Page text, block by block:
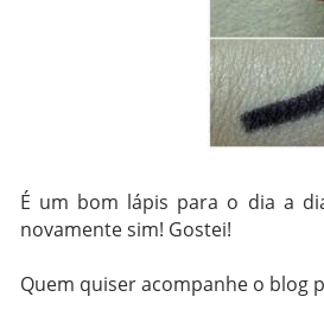
É um bom lápis para o dia a
novamente sim! Gostei!
Quem quiser acompanhe o blog